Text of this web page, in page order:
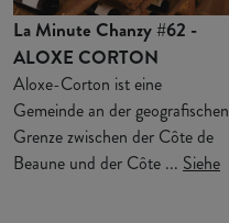
La Minute Chanzy #62 -
ALOXE CORTON
Aloxe-Corton ist eine
Gemeinde an der geografischen
Grenze zwischen der Côte de
Beaune und der Côte ... Siehe